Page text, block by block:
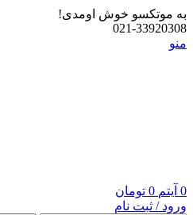
به موتکسو خوش اومدی!
021-33920308
منو
0 آیتم 0 تومان
ورود / ثبت نام